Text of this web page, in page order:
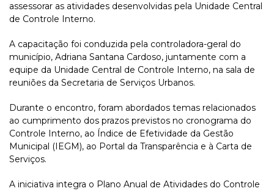
assessorar as atividades desenvolvidas pela Unidade Central
de Controle Interno.
A capacitação foi conduzida pela controladora-geral do
município, Adriana Santana Cardoso, juntamente com a
equipe da Unidade Central de Controle Interno, na sala de
reuniões da Secretaria de Serviços Urbanos.
Durante o encontro, foram abordados temas relacionados
ao cumprimento dos prazos previstos no cronograma do
Controle Interno, ao Índice de Efetividade da Gestão
Municipal (IEGM), ao Portal da Transparência e à Carta de
Serviços.
A iniciativa integra o Plano Anual de Atividades do Controle